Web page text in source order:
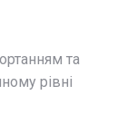
та
рівні